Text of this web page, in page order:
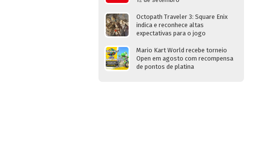
Octopath Traveler 3: Square Enix
indica e reconhece altas
expectativas para o jogo
Mario Kart World recebe torneio
Open em agosto com recompensa
de pontos de platina